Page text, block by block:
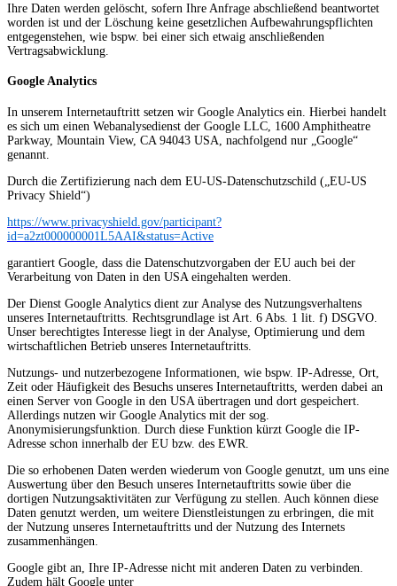
Ihre Daten werden gelöscht, sofern Ihre Anfrage abschließend beantwortet
worden ist und der Löschung keine gesetzlichen Aufbewahrungspflichten
entgegenstehen, wie bspw. bei einer sich etwaig anschließenden
Vertragsabwicklung.
Google Analytics
In unserem Internetauftritt setzen wir Google Analytics ein. Hierbei handelt
es sich um einen Webanalysedienst der Google LLC, 1600 Amphitheatre
Parkway, Mountain View, CA 94043 USA, nachfolgend nur „Google“
genannt.
Durch die Zertifizierung nach dem EU-US-Datenschutzschild („EU-US
Privacy Shield“)
https://www.privacyshield.gov/participant?
id=a2zt000000001L5AAI&status=Active
garantiert Google, dass die Datenschutzvorgaben der EU auch bei der
Verarbeitung von Daten in den USA eingehalten werden.
Der Dienst Google Analytics dient zur Analyse des Nutzungsverhaltens
unseres Internetauftritts. Rechtsgrundlage ist Art. 6 Abs. 1 lit. f) DSGVO.
Unser berechtigtes Interesse liegt in der Analyse, Optimierung und dem
wirtschaftlichen Betrieb unseres Internetauftritts.
Nutzungs- und nutzerbezogene Informationen, wie bspw. IP-Adresse, Ort,
Zeit oder Häufigkeit des Besuchs unseres Internetauftritts, werden dabei an
einen Server von Google in den USA übertragen und dort gespeichert.
Allerdings nutzen wir Google Analytics mit der sog.
Anonymisierungsfunktion. Durch diese Funktion kürzt Google die IP-
Adresse schon innerhalb der EU bzw. des EWR.
Die so erhobenen Daten werden wiederum von Google genutzt, um uns eine
Auswertung über den Besuch unseres Internetauftritts sowie über die
dortigen Nutzungsaktivitäten zur Verfügung zu stellen. Auch können diese
Daten genutzt werden, um weitere Dienstleistungen zu erbringen, die mit
der Nutzung unseres Internetauftritts und der Nutzung des Internets
zusammenhängen.
Google gibt an, Ihre IP-Adresse nicht mit anderen Daten zu verbinden.
Zudem hält Google unter